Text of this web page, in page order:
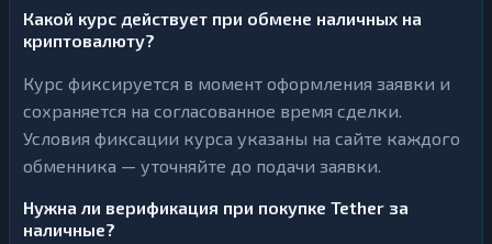
Какой курс действует при обмене наличных на
криптовалюту?
Курс фиксируется в момент оформления заявки и
сохраняется на согласованное время сделки.
Условия фиксации курса указаны на сайте каждого
обменника — уточняйте до подачи заявки.
Нужна ли верификация при покупке Tether за
наличные?